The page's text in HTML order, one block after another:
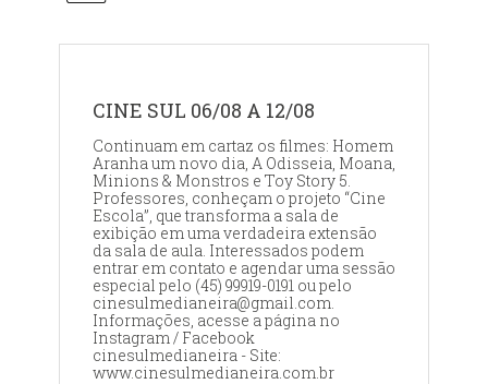
CINE SUL 06/08 A 12/08
Continuam em cartaz os filmes: Homem
Aranha um novo dia, A Odisseia, Moana,
Minions & Monstros e Toy Story 5.
Professores, conheçam o projeto “Cine
Escola”, que transforma a sala de
exibição em uma verdadeira extensão
da sala de aula. Interessados podem
entrar em contato e agendar uma sessão
especial pelo (45) 99919-0191 ou pelo
cinesulmedianeira@gmail.com.
Informações, acesse a página no
Instagram / Facebook
cinesulmedianeira - Site:
www.cinesulmedianeira.com.br